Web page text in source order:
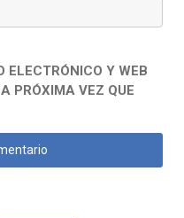
ELECTRÓNICO Y WEB
PRÓXIMA VEZ QUE